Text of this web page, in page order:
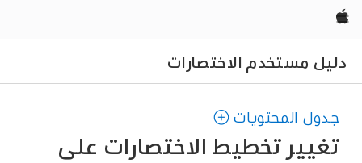
Apple‏
دليل مستخدم الاختصارات
جدول المحتويات
تغيير تخطيط الاختصارات على